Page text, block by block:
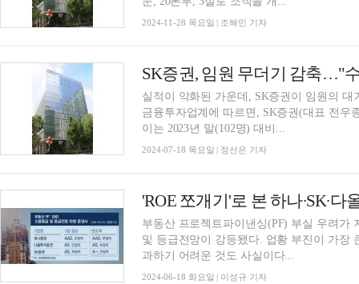
2024-11-28 목요일 | 조해민 기자
SK증권, 임원 무더기 감축…"
실적이 악화된 가운데, SK증권이 임원의
금융투자업계에 따르면, SK증권(대표 전우
이는 2023년 말(102명) 대비...
2024-07-18 목요일 | 정선은 기자
'ROE 쪼개기'로 본 하나∙SK∙
부동산 프로젝트파이낸싱(PF) 부실 우려가
및 등급전망이 강등됐다. 업황 부진이 가장
과하기 어려운 것도 사실이다...
2024-06-18 화요일 | 이성규 기자